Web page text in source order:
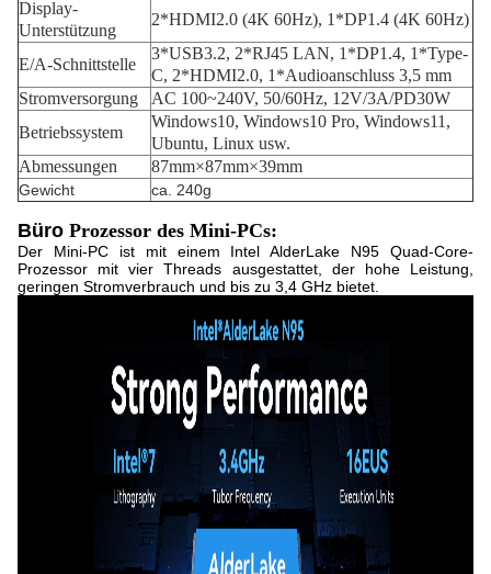
Display-
Unterstützung
2*HDMI2.0 (4K 60Hz), 1*DP1.4 (4K 60Hz)
E/A-Schnittstelle
3*USB3.2, 2*RJ45 LAN, 1*DP1.4, 1*Type-
C, 2*HDMI2.0, 1*Audioanschluss 3,5 mm
Stromversorgung
AC 100~240V, 50/60Hz, 12V/3A/PD30W
Betriebssystem
Windows10, Windows10 Pro, Windows11,
Ubuntu, Linux usw.
Abmessungen
87mm×87mm×39mm
Gewicht ca. 240g
Büro Prozessor des Mini-PCs:
Der Mini-PC ist mit einem Intel AlderLake N95 Quad-Core-
Prozessor mit vier Threads ausgestattet, der hohe Leistung,
geringen Stromverbrauch und bis zu 3,4 GHz bietet.